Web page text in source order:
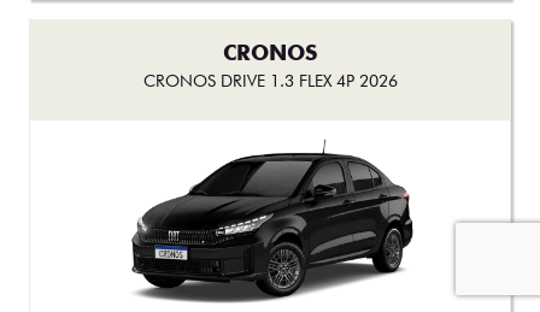
FALE AGORA: (61) 99258-3731
De: R$ 153.990,00
Ver oferta
CRONOS
CRONOS DRIVE 1.3 FLEX 4P 2026